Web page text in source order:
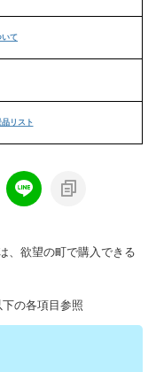
いて
リスト
、欲望の町で購入できる
の各項目参照